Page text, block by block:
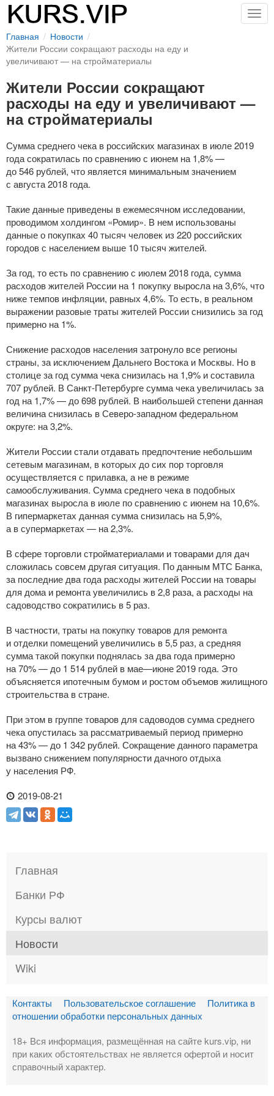
Главная
Новости
Жители России сокращают расходы на еду и
увеличивают — на стройматериалы
Жители России сокращают
расходы на еду и увеличивают —
на стройматериалы
Сумма среднего чека в российских магазинах в июле 2019
года сократилась по сравнению с июнем на 1,8% —
до 546 рублей, что является минимальным значением
с августа 2018 года.
Такие данные приведены в ежемесячном исследовании,
проводимом холдингом «Ромир». В нем использованы
данные о покупках 40 тысяч человек из 220 российских
городов с населением выше 10 тысяч жителей.
За год, то есть по сравнению с июлем 2018 года, сумма
расходов жителей России на 1 покупку выросла на 3,6%, что
ниже темпов инфляции, равных 4,6%. То есть, в реальном
выражении разовые траты жителей России снизились за год
примерно на 1%.
Снижение расходов населения затронуло все регионы
страны, за исключением Дальнего Востока и Москвы. Но в
столице за год сумма чека снизилась на 1,9% и составила
707 рублей. ВСанкт-Петербургесумма чека увеличилась за
год на 1,7% — до 698 рублей. В наибольшей степени данная
величина снизилась вСеверо-западномфедеральном
округе: на 3,2%.
Жители России стали отдавать предпочтение небольшим
сетевым магазинам, в которых до сих пор торговля
осуществляется с прилавка, а не в режиме
самообслуживания. Сумма среднего чека в подобных
магазинах выросла в июле по сравнению с июнем на 10,6%.
В гипермаркетах данная сумма снизилась на 5,9%,
а в супермаркетах — на 2,3%.
В сфере торговли стройматериалами и товарами для дач
сложилась совсем другая ситуация. По данным МТС Банка,
за последние два года расходы жителей России на товары
для дома и ремонта увеличились в 2,8 раза, а расходы на
садоводство сократились в 5 раз.
В частности, траты на покупку товаров для ремонта
и отделки помещений увеличились в 5,5 раз, а средняя
сумма такой покупки поднялась за два года примерно
на 70% — до 1 514 рублей в мае—июне 2019 года. Это
объясняется ипотечным бумом и ростом объемов жилищного
строительства в стране.
При этом в группе товаров для садоводов сумма среднего
чека опустилась за рассматриваемый период примерно
на 43% — до 1 342 рублей. Сокращение данного параметра
вызвано снижением популярности дачного отдыха
у населения РФ.
2019-08-21
Главная
Банки РФ
Курсы валют
Новости
Wiki
Контакты Пользовательское соглашение
Политика в
отношении обработки персональных данных
18+ Вся информация, размещённая на сайте kurs.vip, ни
при каких обстоятельствах не является офертой и носит
справочный характер.